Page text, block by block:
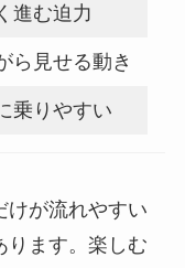
進む迫力
ら見せる動き
乗りやすい
けが流れやすい
ります。楽しむ